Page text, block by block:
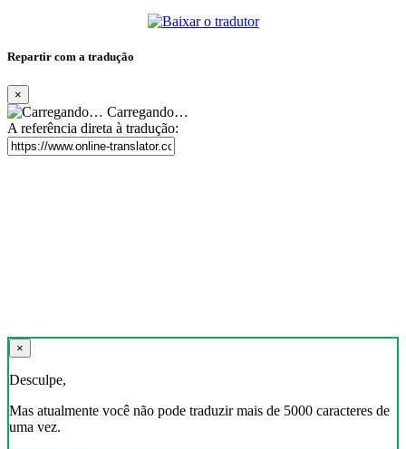
Repartir com a tradução
×
Carregando…
A referência direta à tradução:
×
Desculpe,
Mas atualmente você não pode traduzir mais de 5000 caracteres de
uma vez.